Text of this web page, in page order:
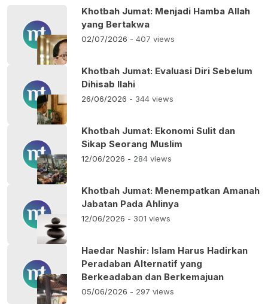
Khotbah Jumat: Menjadi Hamba Allah
yang Bertakwa
02/07/2026 - 407 views
Khotbah Jumat: Evaluasi Diri Sebelum
Dihisab Ilahi
26/06/2026 - 344 views
Khotbah Jumat: Ekonomi Sulit dan
Sikap Seorang Muslim
12/06/2026 - 284 views
Khotbah Jumat: Menempatkan Amanah
Jabatan Pada Ahlinya
12/06/2026 - 301 views
Haedar Nashir: Islam Harus Hadirkan
Peradaban Alternatif yang
Berkeadaban dan Berkemajuan
05/06/2026 - 297 views